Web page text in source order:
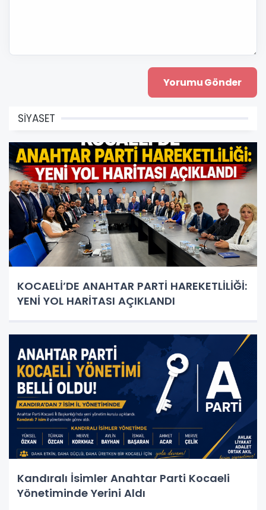
SİYASET
KOCAELİ’DE ANAHTAR PARTİ HAREKETLİLİĞİ:
YENİ YOL HARİTASI AÇIKLANDI
Kandıralı İsimler Anahtar Parti Kocaeli
Yönetiminde Yerini Aldı